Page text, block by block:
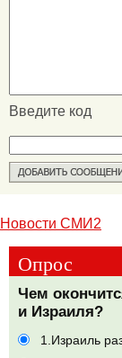
Введите код
Новости СМИ2
Опрос
Чем
и Израиля?
1.Израиль